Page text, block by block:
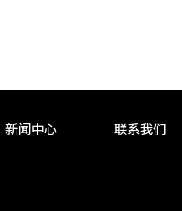
新闻中心 联系我们